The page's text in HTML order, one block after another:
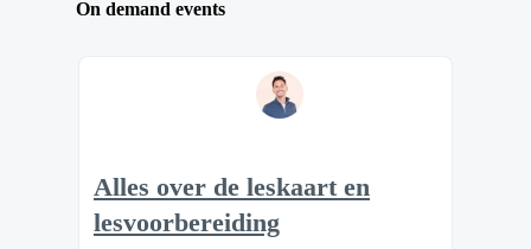
On demand events
Alles over de leskaart en
lesvoorbereiding